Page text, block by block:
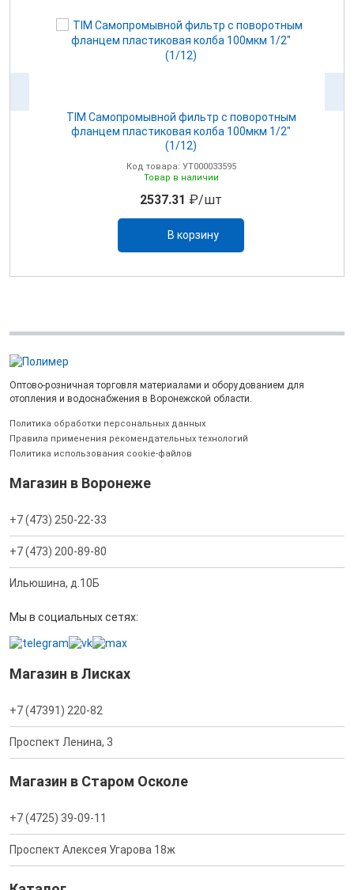
TIM Самопромывной фильтр с поворотным
фланцем пластиковая колба 100мкм 1/2"
(1/12)
Код товара: УТ000033595
Товар в наличии
2537.31 ₽/шт
В корзину
Оптово-розничная торговля материалами и оборудованием для
отопления и водоснабжения в Воронежской области.
Политика обработки персональных данных
Правила применения рекомендательных технологий
Политика использования cookie-файлов
Магазин в Воронеже
+7 (473) 250-22-33
+7 (473) 200-89-80
Ильюшина, д.10Б
Мы в социальных сетях:
Магазин в Лисках
+7 (47391) 220-82
Проспект Ленина, 3
Магазин в Старом Осколе
+7 (4725) 39-09-11
Проспект Алексея Угарова 18ж